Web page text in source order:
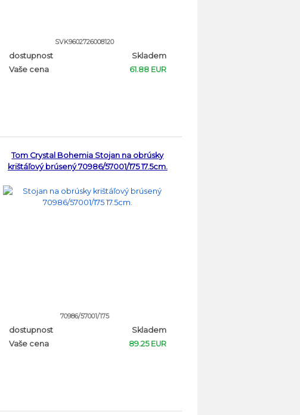
SVK9602726008120
dostupnost
Skladem
Vaše cena
61.88 EUR
Tom Crystal Bohemia Stojan na obrúsky
krištáľový brúsený 70986/57001/175 17.5cm.
70986/57001/175
dostupnost
Skladem
Vaše cena
89.25 EUR